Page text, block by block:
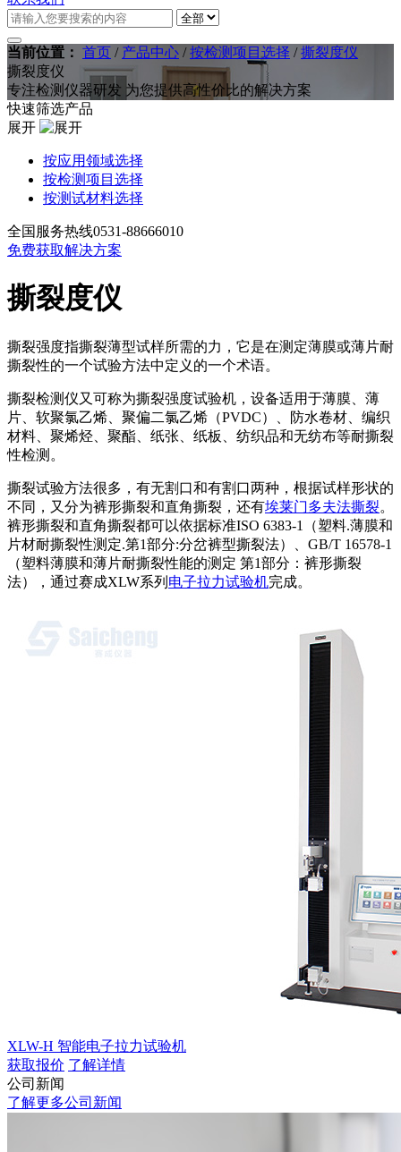
当前位置： 首页 / 产品中心 / 按检测项目选择 / 撕裂度仪
撕裂度仪
专注检测仪器研发 为您提供高性价比的解决方案
快速筛选产品
展开
按应用领域选择
按检测项目选择
按测试材料选择
全国服务热线0531-88666010
免费获取解决方案
撕裂度仪
撕裂强度指撕裂薄型试样所需的力，它是在测定薄膜或薄片耐
撕裂性的一个试验方法中定义的一个术语。
撕裂检测仪又可称为撕裂强度试验机，设备适用于薄膜、薄
片、软聚氯乙烯、聚偏二氯乙烯（PVDC）、防水卷材、编织
材料、聚烯烃、聚酯、纸张、纸板、纺织品和无纺布等耐撕裂
性检测。
撕裂试验方法很多，有无割口和有割口两种，根据试样形状的
不同，又分为裤形撕裂和直角撕裂，还有埃莱门多夫法撕裂。
裤形撕裂和直角撕裂都可以依据标准ISO 6383-1（塑料.薄膜和
片材耐撕裂性测定.第1部分:分岔裤型撕裂法）、GB/T 16578-1
（塑料薄膜和薄片耐撕裂性能的测定 第1部分：裤形撕裂
法），通过赛成XLW系列 电子拉力试验机完成。
XLW-H 智能电子拉力试验机
获取报价 了解详情
公司新闻
了解更多公司新闻